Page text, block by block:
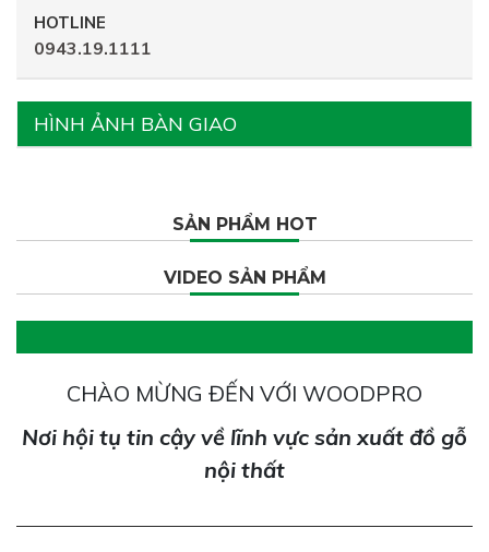
HOTLINE
0943.19.1111
HÌNH ẢNH BÀN GIAO
SẢN PHẨM HOT
VIDEO SẢN PHẨM
CHÀO MỪNG ĐẾN VỚI WOODPRO
Nơi hội tụ tin cậy về lĩnh vực sản xuất đồ gỗ
nội thất